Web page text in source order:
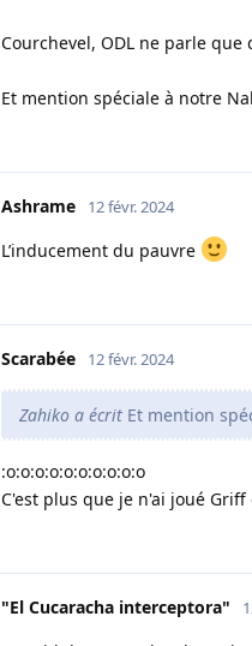
Courchevel, ODL ne parle que
Et mention spéciale à notre
Ashrame 12 févr. 2024
L’inducement du pauvre
Scarabée 12 févr. 2024
Zahiko a écrit Et mention
:o:o:o:o:o:o:o:o:o:o
C'est plus que je n'ai joué
"El Cucaracha interceptora"